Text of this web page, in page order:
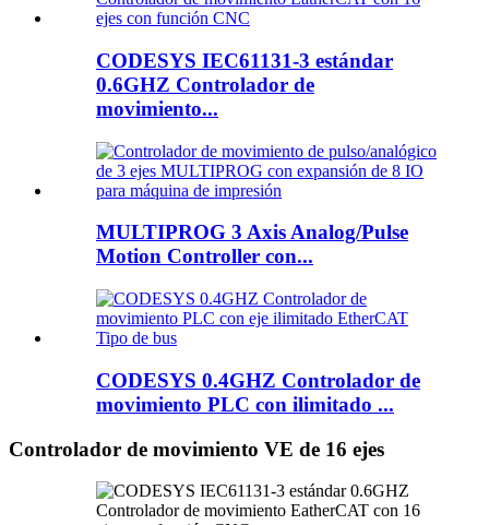
CODESYS IEC61131-3 estándar
0.6GHZ Controlador de
movimiento...
MULTIPROG 3 Axis Analog/Pulse
Motion Controller con...
CODESYS 0.4GHZ Controlador de
movimiento PLC con ilimitado ...
Controlador de movimiento VE de 16 ejes